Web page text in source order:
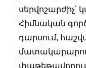
Հիմնական
դարսում,